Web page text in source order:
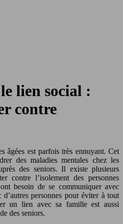
lien social :
contre
âgées est parfois très ennuyant. Cet
des maladies mentales chez les
des seniors. Il existe plusieurs
contre l’isolement des personnes
besoin de se communiquer avec
d’autres personnes pour éviter à tout
un lien avec sa famille est aussi
des seniors.